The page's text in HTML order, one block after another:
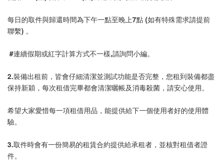
每日的取件與歸還時間為下午一點至晚上7點 (如有特殊需求請提前
聯繫) 。
#連續假期或紅字計算方式不一樣,請詢問小編。
2.裝備出租前，皆會仔細清潔並測試功能是否完整，您租到裝備都盡
保持新穎，每次租借完畢都會清潔曬帳及消毒殺菌，請安心使用。
希望大家愛惜每一項租借用品，能提供給下一個使用者好的使用體
驗。
3.取件時會有一份簡易的租賃合約提供給承租者，並核對租借者證
件。